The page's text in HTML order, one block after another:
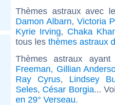
Thèmes astraux avec
Damon Albarn, Victoria
Kyrie Irving, Chaka
tous les thèmes astraux
Thèmes astraux
Freeman, Gillian
Ray Cyrus, Lindsey
Seles, César Borgia...
en 29° Verseau.